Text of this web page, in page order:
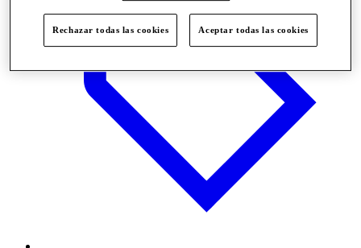
Rechazar todas las cookies Aceptar todas las cookies